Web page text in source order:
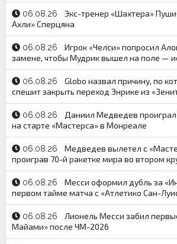
06.08.26
Экс-тренер «Шахтера»
Ахли» Сперцяна
06.08.26
Игрок «Челси» попросил
замене, чтобы Мудрик вышел на поле —
06.08.26
Globo назвал причину, по
спешит закрыть переход Энрике из
06.08.26
Даниил Медведев
на старте «Мастерса» в Монреале
06.08.26
Медведев вылетел с
проиграв 70-й ракетке мира во втором
06.08.26
Месси оформил дубль за
первом тайме матча с «Атлетико Сан-
06.08.26
Лионель Месси забил
Майами» после ЧМ-2026